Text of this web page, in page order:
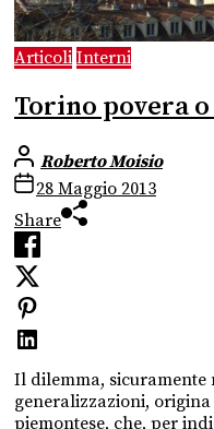
Articoli Interni
Torino povera
Roberto Moisio
28 Maggio 2013
Share
Il dilemma, sicuramente
generalizzazioni,
piemontese, che, per